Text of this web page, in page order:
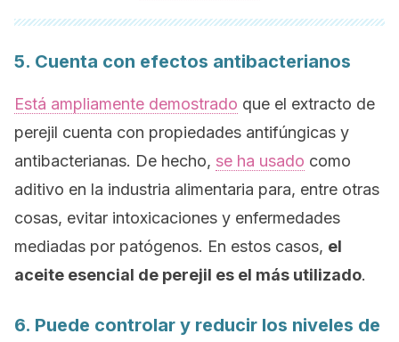
5. Cuenta con efectos antibacterianos
Está ampliamente demostrado que el extracto de
perejil cuenta con propiedades antifúngicas y
antibacterianas. De hecho, se ha usado como
aditivo en la industria alimentaria para, entre otras
cosas, evitar intoxicaciones y enfermedades
mediadas por patógenos. En estos casos, el
aceite esencial de perejil es el más utilizado.
6. Puede controlar y reducir los niveles de